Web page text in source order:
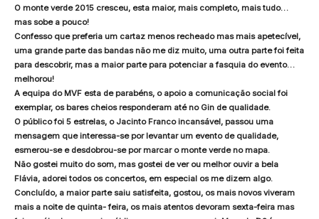
O monte verde 2015 cresceu, esta maior, mais completo, mais tudo…
mas sobe a pouco!
Confesso que preferia um cartaz menos recheado mas mais apetecível,
uma grande parte das bandas não me diz muito, uma outra parte foi feita
para descobrir, mas a maior parte para potenciar a fasquia do evento…
melhorou!
A equipa do MVF esta de parabéns, o apoio a comunicação social foi
exemplar, os bares cheios responderam até no Gin de qualidade.
O público foi 5 estrelas, o Jacinto Franco incansável, passou uma
mensagem que interessa-se por levantar um evento de qualidade,
esmerou-se e desdobrou-se por marcar o monte verde no mapa.
Não gostei muito do som, mas gostei de ver ou melhor ouvir a bela
Flávia, adorei todos os concertos, em especial os me dizem algo.
Concluído, a maior parte saiu satisfeita, gostou, os mais novos viveram
mais a noite de quinta- feira, os mais atentos devoram sexta-feira mas